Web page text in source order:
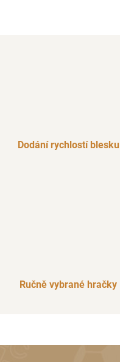
Dodání rychlostí blesku
Ručně vybrané hračky